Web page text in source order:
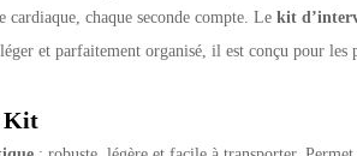
cardiaque, chaque seconde compte. Lekit
et parfaitement organisé, il est conçu pour les
Kit